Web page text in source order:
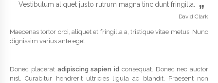
Vestibulum aliquet justo rutrum magna tincidunt fringilla.
”
David Clark
Maecenas tortor orci, aliquet et fringilla a, tristique vitae metus. Nunc
dignissim varius ante eget.
Donec placerat adipiscing sapien id consequat. Donec nec auctor
nisl. Curabitur hendrerit ultricies ligula ac blandit. Praesent non